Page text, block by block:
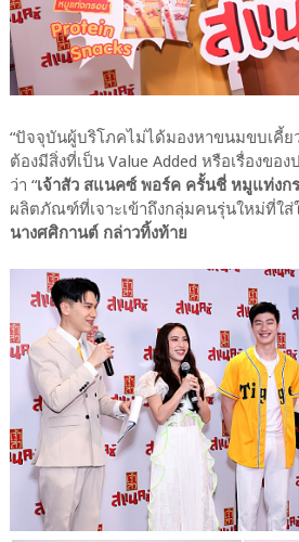
“ปัจจุบันผู้บริโภคไม่ได้มองหาขนมขบเคี้
ต้องมีสิ่งที่เป็น Value Added หรือเรื่องขอ
ว่า “เจ้าสัว สแนคซ์ พอร์ค ครั้นชี่ หมูแท่งก
ผลิตภัณฑ์ที่เจาะเข้าถึงกลุ่มคนรุ่นใหม่ที่ใ
นางศศิกานต์ กล่าวทิ้งท้าย